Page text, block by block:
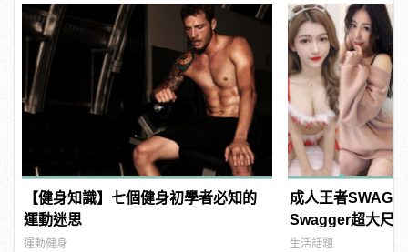
【健身知識】七個健身初學者必知的
運動迷思
運動健身
成人王者SWAG
Swagger超大尺
紅海鮮通通有，
生活話題